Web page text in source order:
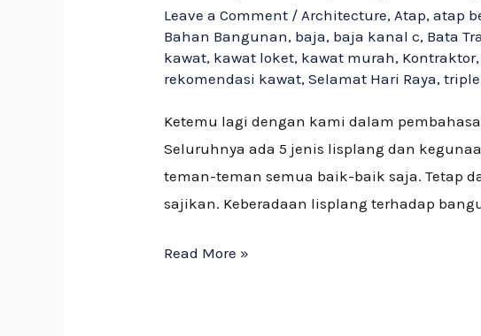
Leave a Comment /Architecture,Atap,atap
Bahan Bangunan, baja, baja kanal c, Bata
kawat, kawat loket, kawat murah, Kontraktor,
rekomendasi kawat,Selamat Hari Raya,
Ketemu lagi dengan kami dalam
Seluruhnya ada 5 jenis lisplang dan
teman-teman semua baik-baik saja. Tetap
sajikan. Keberadaan lisplang terhadap
Read More »